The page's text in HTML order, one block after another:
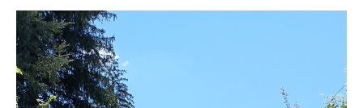
A stroll to discover this resort and the secret corners that
delighted the first holidaymakers at the very beginning of
the 20th century.